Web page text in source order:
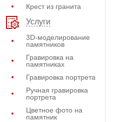
Крест из гранита
Услуги
3D-моделирование
памятников
Гравировка на
памятниках
Гравировка портрета
Ручная гравировка
портрета
Цветное фото на
памятник